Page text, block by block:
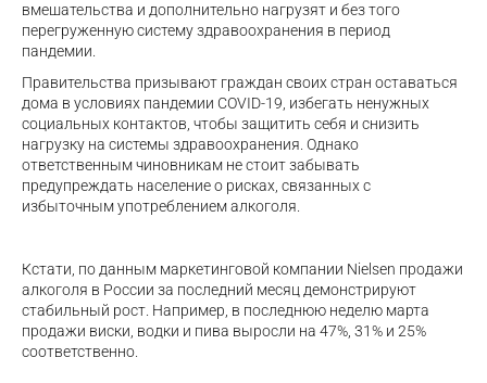
вмешательства и дополнительно нагрузят и без того
перегруженную систему здравоохранения в период
пандемии.
Правительства призывают граждан своих стран оставаться
дома в условиях пандемии COVID-19, избегать ненужных
социальных контактов, чтобы защитить себя и снизить
нагрузку на системы здравоохранения. Однако
ответственным чиновникам не стоит забывать
предупреждать население о рисках, связанных с
избыточным употреблением алкоголя.
Кстати, по данным маркетинговой компании Nielsen продажи
алкоголя в России за последний месяц демонстрируют
стабильный рост. Например, в последнюю неделю марта
продажи виски, водки и пива выросли на 47%, 31% и 25%
соответственно.